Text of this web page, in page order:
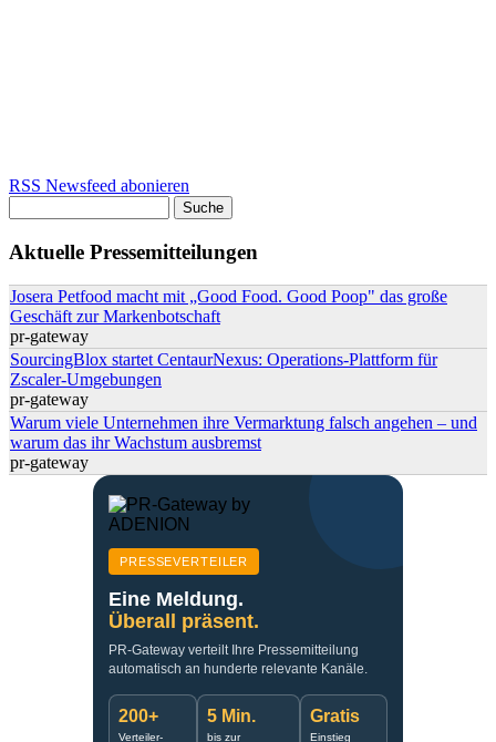
RSS Newsfeed abonieren
Aktuelle Pressemitteilungen
Josera Petfood macht mit „Good Food. Good Poop" das große
Geschäft zur Markenbotschaft
pr-gateway
SourcingBlox startet CentaurNexus: Operations-Plattform für
Zscaler-Umgebungen
pr-gateway
Warum viele Unternehmen ihre Vermarktung falsch angehen – und
warum das ihr Wachstum ausbremst
pr-gateway
PRESSEVERTEILER
Eine Meldung.
Überall präsent.
PR-Gateway verteilt Ihre Pressemitteilung
automatisch an hunderte relevante Kanäle.
200+
Verteiler-
5 Min.
bis zur
Gratis
Einstieg